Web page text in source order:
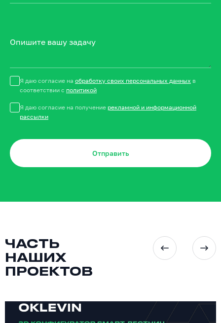
Опишите вашу задачу
Я даю согласие на обработку своих персональных данных в
соответствии с политикой
Я даю согласие на получение рекламной и информационной
рассылки
Отправить
ЧАСТЬ
НАШИХ
ПРОЕКТОВ